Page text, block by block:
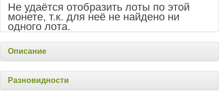
Не удаётся отобразить лоты по этой
монете, т.к. для неё не найдено ни
одного лота.
Описание
Разновидности